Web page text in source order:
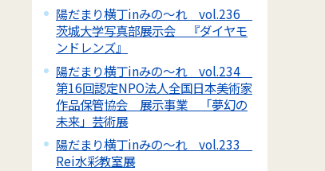
陽だまり横丁inみの～れ vol.236
茨城大学写真部展示会 『ダイヤモ
ンドレンズ』
陽だまり横丁inみの～れ vol.234
第16回認定NPO法人全国日本美術家
作品保管協会 展示事業 「夢幻の
未来」芸術展
陽だまり横丁inみの～れ vol.233
Rei水彩教室展